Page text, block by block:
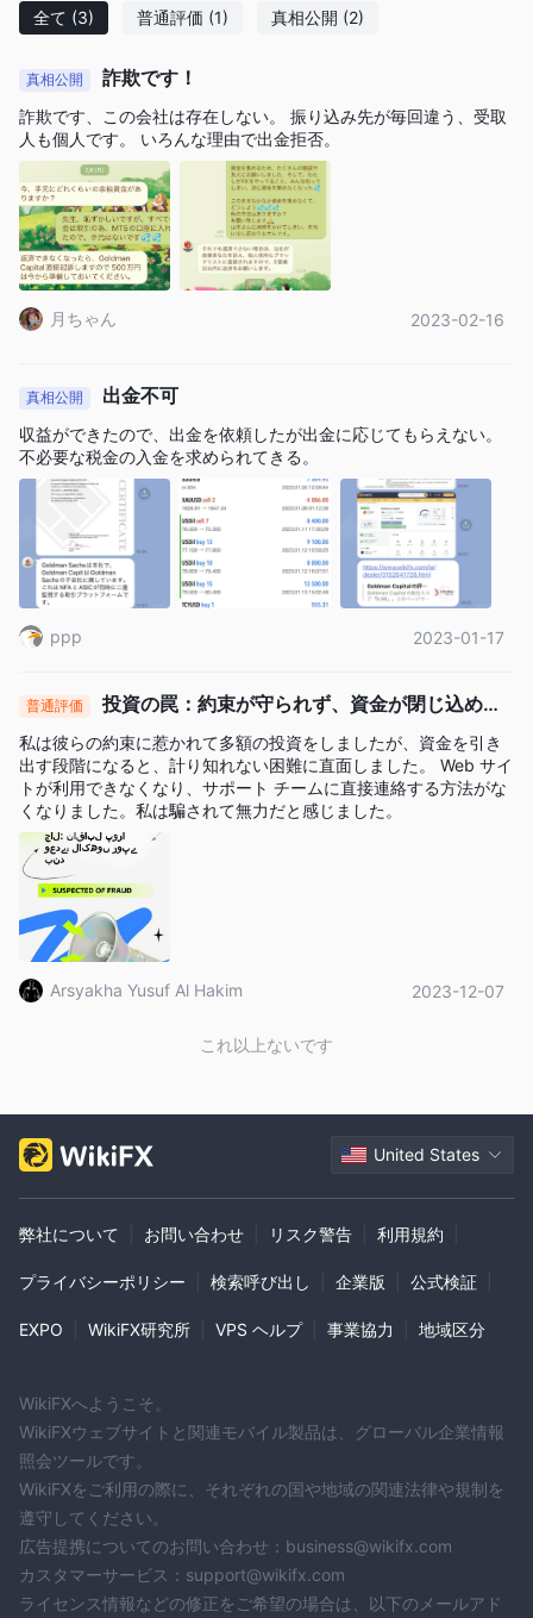
たり、問題が発生した場合に助けを求めることが困難になりま
Goldman Capital代替ブローカー
代わりのブローカーはたくさんあります Goldman Capitalトレー
ダーの特定のニーズや好みに応じて異なります。一般的なオプシ
ョンには次のようなものがあります。
XM：豊富な資産と低手数料で人気のCFDブローカー。
プラス500
です。
トフォーム。
最終的に、あなたにとって最適なブローカーは、個人のニーズと
好みによって異なります。幅広い資産と低い手数料を備えたブロ
ーカーをお探しの場合、XM は良い選択肢です。評判が良く、使
いやすいブローカーをお探しなら、Plus500 が良い選択肢です。
ソーシャル取引プラットフォームをお探しなら、eToro が最適で
す。
は Goldman Capital安全ですか、それとも詐欺ですか？
ASIC ライセンスは疑わしいクローンです、 彼らのウェブ
サイトは現在利用できません、そして、ありました出金で
きない人がいるとの報告 彼らの資金は Goldman Capital。へ
の投資を検討している場合 Goldman Capital、再考することを強
くお勧めします。そうなるとお金を失うリスクが高くなります。
WikiFX でのユーザー露出
私たちのウェブサイトでそれを見ることができます
い、詐欺の報告 。トレーダーは、利用可能な情報を注意深く確
認し、規制されていないプラットフォームでの取引に伴うリスク
を考慮することが推奨されます。取引前に当社のプラットフォー
ムで情報を確認できます。このような詐欺ブローカーを見つけた
顧客サービス
子メール: support@gm-capital.net、これは重大な危険信
号です。電話番号やライブチャットのオプションがないため、問
が、asic ライセンスはクローンである疑いがあります。から資金
を引き出せない人がいるとの報告があります。 Goldman Capital
。全体として、それを信じる理由はありません Goldman Capital
合法的な投資機会です。
よくある質問 (FAQ)
全て (3) 普通評価 (1) 真相公開 (2)
真相公開 詐欺です！
詐欺です、この会社は存在しない。 振り込み先が毎回違う、受取
人も個人です。 いろんな理由で出金拒否。
月ちゃん 2023-02-16
真相公開 出金不可
収益ができたので、出金を依頼したが出金に応じてもらえない。
不必要な税金の入金を求められてきる。
ppp 2023-01-17
普通評価
投資の罠：約束が守られず、資金が閉じ込めら
れました
私は彼らの約束に惹かれて多額の投資をしましたが、資金を引き
出す段階になると、計り知れない困難に直面しました。 Web サイ
トが利用できなくなり、サポート チームに直接連絡する方法がな
くなりました。私は騙されて無力だと感じました。
Arsyakha Yusuf Al Hakim 2023-12-07
これ以上ないです
United States
弊社について お問い合わせ リスク警告 利用規約
プライバシーポリシー 検索呼び出し 企業版 公式検証
EXPO WikiFX研究所 VPS ヘルプ 事業協力 地域区分
WikiFXへようこそ。
WikiFXウェブサイトと関連モバイル製品は、グローバル企業情報
照会ツールです。
WikiFXをご利用の際に、それぞれの国や地域の関連法律や規制を
遵守してください。
広告提携についてのお問い合わせ：business@wikifx.com
カスタマーサービス：support@wikifx.com
ライセンス情報などの修正をご希望の場合は、以下のメールアド